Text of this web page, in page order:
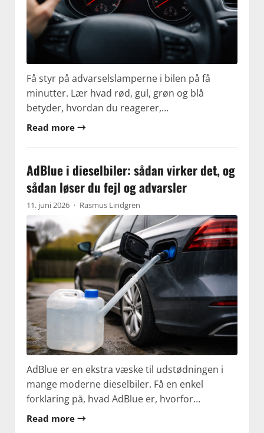
Få styr på advarselslamperne i bilen på få
minutter. Lær hvad rød, gul, grøn og blå
betyder, hvordan du reagerer,…
Read more →
AdBlue i dieselbiler: sådan virker det, og
sådan løser du fejl og advarsler
11. juni 2026 · Rasmus Lindgren
AdBlue er en ekstra væske til udstødningen i
mange moderne dieselbiler. Få en enkel
forklaring på, hvad AdBlue er, hvorfor…
Read more →